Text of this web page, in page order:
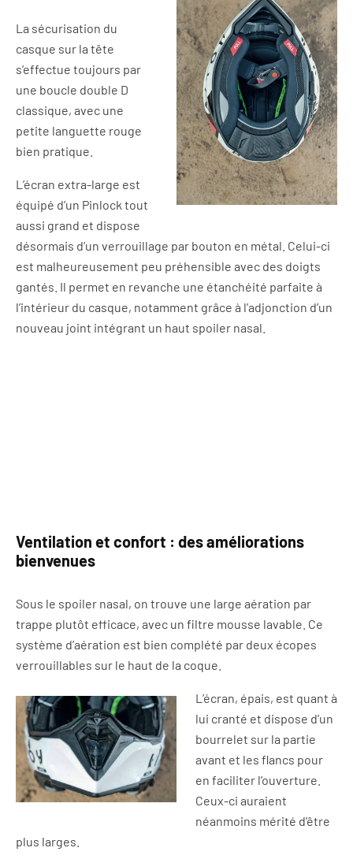
La sécurisation du
casque sur la tête
s’effectue toujours par
une boucle double D
classique, avec une
petite languette rouge
bien pratique.
L’écran extra-large est
équipé d’un Pinlock tout
aussi grand et dispose
désormais d’un verrouillage par bouton en métal. Celui-ci
est malheureusement peu préhensible avec des doigts
gantés. Il permet en revanche une étanchéité parfaite à
l’intérieur du casque, notamment grâce à l’adjonction d’un
nouveau joint intégrant un haut spoiler nasal.
Ventilation et confort : des améliorations
bienvenues
Sous le spoiler nasal, on trouve une large aération par
trappe plutôt efficace, avec un filtre mousse lavable. Ce
système d’aération est bien complété par deux écopes
verrouillables sur le haut de la coque.
L’écran, épais, est quant à
lui cranté et dispose d’un
bourrelet sur la partie
avant et les flancs pour
en faciliter l’ouverture.
Ceux-ci auraient
néanmoins mérité d’être
plus larges.